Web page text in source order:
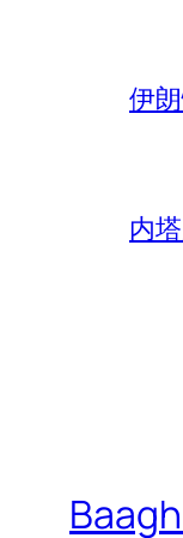
伊
内